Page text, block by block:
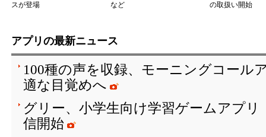
スが登場
など
の取扱い開始
アプリの最新ニュース
100種の声を収録、モーニングコール
適な目覚めへ
グリー、小学生向け学習ゲームアプリ
信開始